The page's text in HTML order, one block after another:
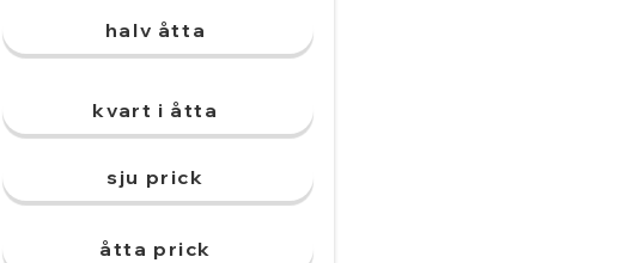
halv åtta
kvart i åtta
sju prick
åtta prick